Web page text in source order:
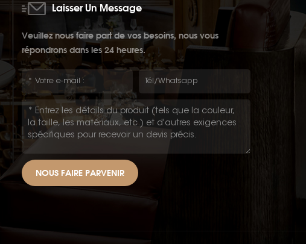
Laisser Un Message
Veuillez nous faire part de vos besoins, nous vous
répondrons dans les 24 heures.